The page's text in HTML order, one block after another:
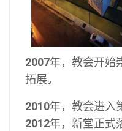
2007年，教会开始
拓展。
2010年，教会进入
2012年，新堂正式